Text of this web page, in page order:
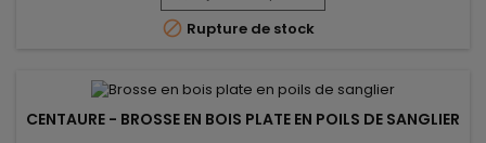
mais fermes, les poils facilitent le démêlage des cheveux
tout en massant...
 Rupture de stock
CENTAURE - BROSSE EN BOIS PLATE EN POILS DE SANGLIER